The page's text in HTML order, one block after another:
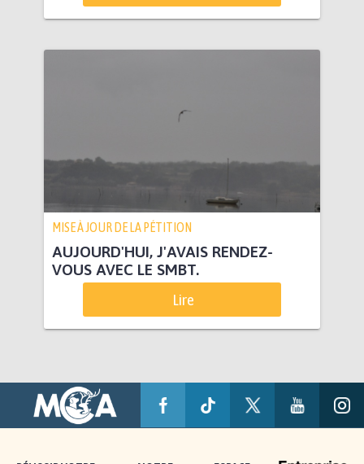
MISE À JOUR DE LA PÉTITION
AUJOURD'HUI, J'AVAIS RENDEZ-
VOUS AVEC LE SMBT.
Lire